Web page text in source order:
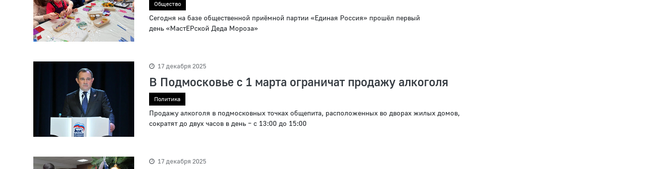
Общество
Сегодня на базе общественной приёмной партии «Единая Россия» прошёл первый
день «МастЕРской Деда Мороза»
17 декабря 2025
В Подмосковье с 1 марта ограничат продажу алкоголя
Политика
Продажу алкоголя в подмосковных точках общепита, расположенных во дворах жилых домов,
сократят до двух часов в день – с 13:00 до 15:00
17 декабря 2025